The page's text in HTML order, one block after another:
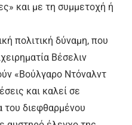
και με τη συμμετοχή ή
πολιτική δύναμη, που
Βέσελιν
«Βούλγαρο Ντόναλντ
και καλεί σε
του διεφθαρμένου